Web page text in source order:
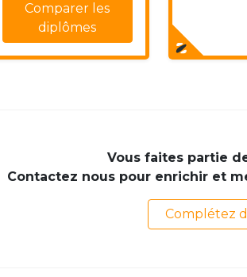
Comparer les
diplômes
Vous faites partie
Contactez nous pour enrichir et
Complétez